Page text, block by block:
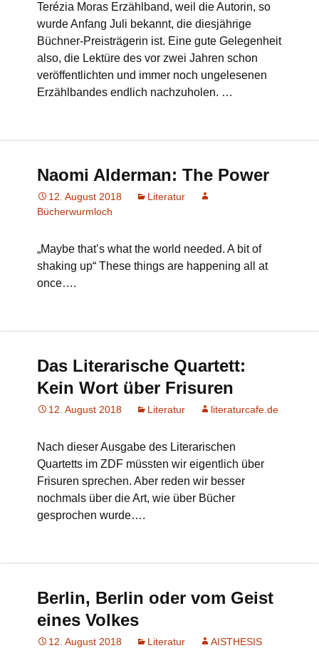
Terézia Moras Erzählband, weil die Autorin, so
wurde Anfang Juli bekannt, die diesjährige
Büchner-Preisträgerin ist. Eine gute Gelegenheit
also, die Lektüre des vor zwei Jahren schon
veröffentlichten und immer noch ungelesenen
Erzählbandes endlich nachzuholen. …
Naomi Alderman: The Power
12. August 2018
Literatur
Bücherwurmloch
„Maybe that’s what the world needed. A bit of
shaking up“ These things are happening all at
once….
Das Literarische Quartett:
Kein Wort über Frisuren
12. August 2018 Literatur literaturcafe.de
Nach dieser Ausgabe des Literarischen
Quartetts im ZDF müssten wir eigentlich über
Frisuren sprechen. Aber reden wir besser
nochmals über die Art, wie über Bücher
gesprochen wurde….
Berlin, Berlin oder vom Geist
eines Volkes
12. August 2018 Literatur AISTHESIS